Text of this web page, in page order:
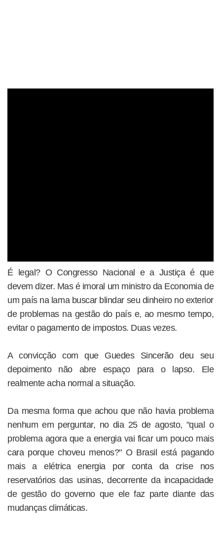
É legal? O Congresso Nacional e a Justiça é que
devem dizer. Mas é imoral um ministro da Economia de
um país na lama buscar blindar seu dinheiro no exterior
de problemas na gestão do país e, ao mesmo tempo,
evitar o pagamento de impostos. Duas vezes.
A convicção com que Guedes Sincerão deu seu
depoimento não abre espaço para o lapso. Ele
realmente acha normal a situação.
Da mesma forma que achou que não havia problema
nenhum em perguntar, no dia 25 de agosto, "qual o
problema agora que a energia vai ficar um pouco mais
cara porque choveu menos?" O Brasil está pagando
mais a elétrica energia por conta da crise nos
reservatórios das usinas, decorrente da incapacidade
de gestão do governo que ele faz parte diante das
mudanças climáticas.